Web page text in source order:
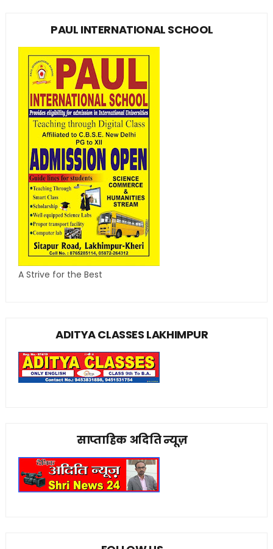
PAUL INTERNATIONAL SCHOOL
A Strive for the Best
ADITYA CLASSES LAKHIMPUR
साप्ताहिक अदिति न्यूज़